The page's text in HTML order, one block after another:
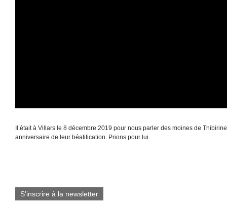
Il était à Villars le 8 décembre 2019 pour nous parler des moines de
anniversaire de leur béatification. Prions pour lui.
S'inscrire à la newsletter